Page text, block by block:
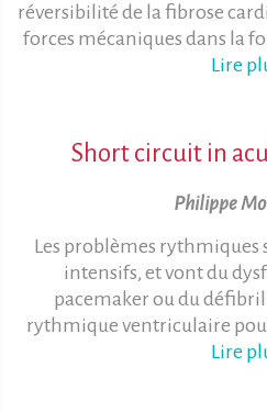
réversibilité de la fibrose
forces mécaniques dans la
Lire
Short circuit in
Philippe
Les problèmes rythmiques
intensifs, et vont du
pacemaker ou du
rythmique ventriculaire
Lire